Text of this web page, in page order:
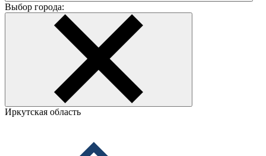
Выбор города:
Иркутская область